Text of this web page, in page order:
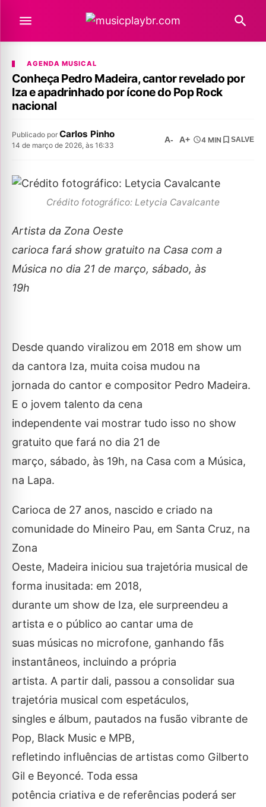
AGENDA MUSICAL
Conheça Pedro Madeira, cantor revelado por
Iza e apadrinhado por ícone do Pop Rock
nacional
Publicado por Carlos Pinho
14 de março de 2026, às 16:33
A- A+ 4 MIN SALVE
Crédito fotográfico: Letycia Cavalcante
Artista da Zona Oeste
carioca fará show gratuito na Casa com a
Música no dia 21 de março, sábado, às
19h
Desde quando viralizou em 2018 em show um
da cantora Iza, muita coisa mudou na
jornada do cantor e compositor Pedro Madeira.
E o jovem talento da cena
independente vai mostrar tudo isso no show
gratuito que fará no dia 21 de
março, sábado, às 19h, na Casa com a Música,
na Lapa.
Carioca de 27 anos, nascido e criado na
comunidade do Mineiro Pau, em Santa Cruz, na
Zona
Oeste, Madeira iniciou sua trajetória musical de
forma inusitada: em 2018,
durante um show de Iza, ele surpreendeu a
artista e o público ao cantar uma de
suas músicas no microfone, ganhando fãs
instantâneos, incluindo a própria
artista. A partir dali, passou a consolidar sua
trajetória musical com espetáculos,
singles e álbum, pautados na fusão vibrante de
Pop, Black Music e MPB,
refletindo influências de artistas como Gilberto
Gil e Beyoncé. Toda essa
potência criativa e de referências poderá ser